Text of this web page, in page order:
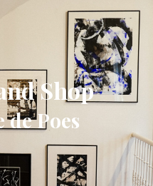
Shop
de Poes